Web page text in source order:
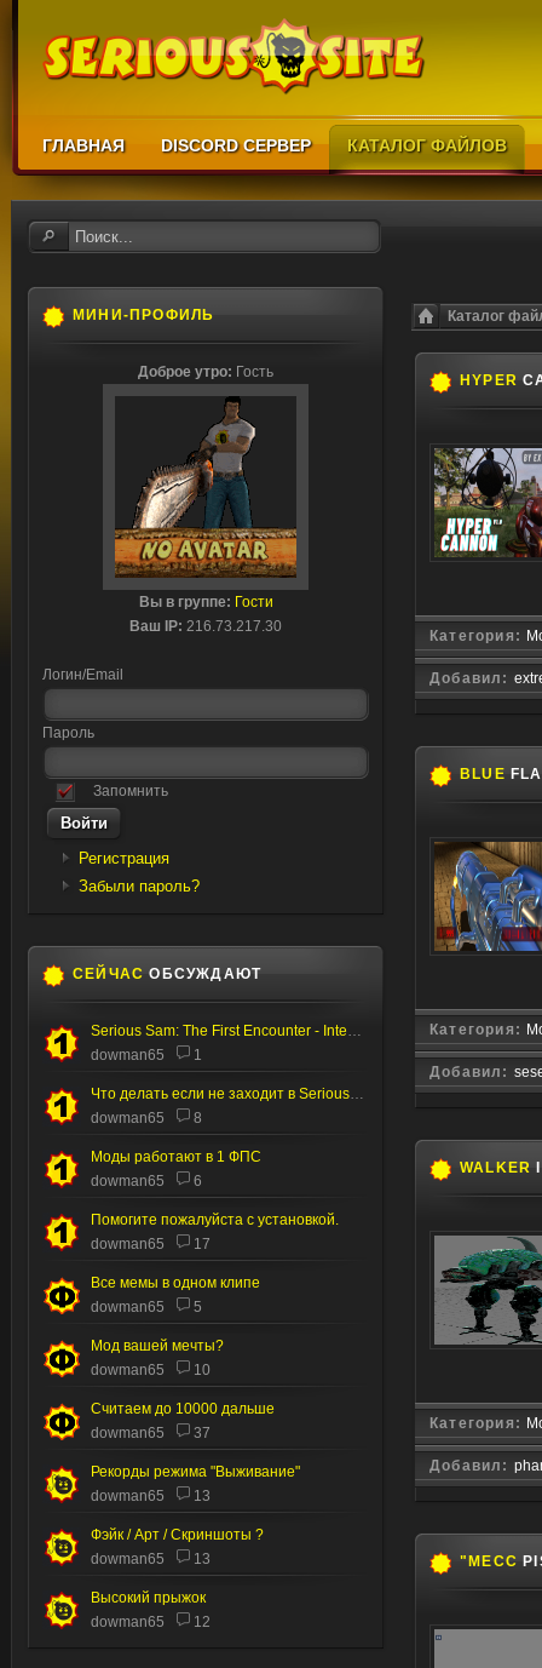
ГЛАВНАЯ DISCORD СЕРВЕР КАТАЛОГ ФАЙЛОВ
Каталог
HYPER
Категория:
Добавил:
BLUE
Категория:
Добавил:
WALKER
Категория:
Добавил:
"MECC
МИНИ-ПРОФИЛЬ
Доброе утро: Гость
Вы в группе: Гости
Ваш IP: 216.73.217.30
Логин/Email
Пароль
Запомнить
Регистрация
Забыли пароль?
СЕЙЧАС ОБСУЖДАЮТ
Serious Sam: The First Encounter - Internal Test
dowman65
1
Что делать если не заходит в Serious editor
dowman65
8
Моды работают в 1 ФПС
dowman65
6
Помогите пожалуйста с установкой.
dowman65
17
Все мемы в одном клипе
dowman65
5
Мод вашей мечты?
dowman65
10
Считаем до 10000 дальше
dowman65
37
Рекорды режима "Выживание"
dowman65
13
Фэйк / Арт / Скриншоты ?
dowman65
13
Высокий прыжок
dowman65
12